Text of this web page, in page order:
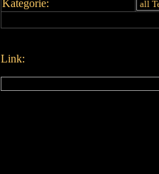
Kategorie:
Link: